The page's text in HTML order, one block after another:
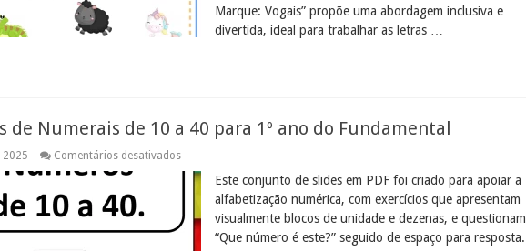
Marque: Vogais” propõe uma abordagem inclusiva e
divertida, ideal para trabalhar as letras …
de Numerais de 10 a 40 para 1º ano do Fundamental
2025 Comentários desativadosem
Numerais
10
a
Este conjunto de slides em PDF foi criado para apoiar a
alfabetização numérica, com exercícios que apresentam
visualmente blocos de unidade e dezenas, e questionam
“Que número é este?” seguido de espaço para resposta.